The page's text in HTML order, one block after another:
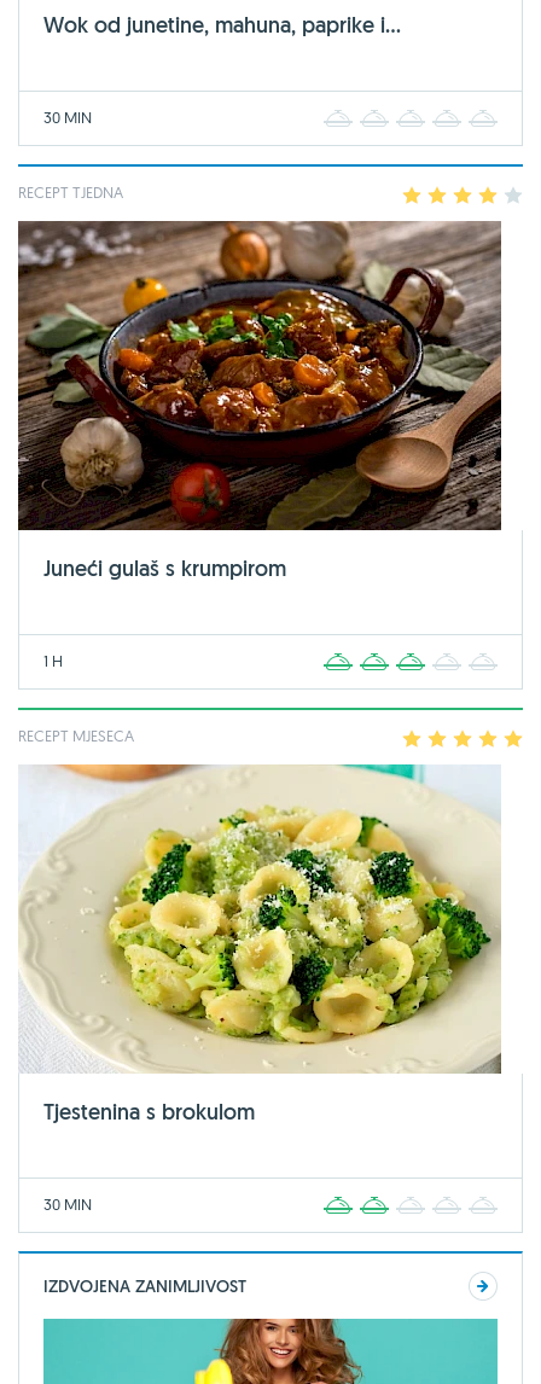
Wok od junetine, mahuna, paprike i...
30 MIN 2 3 4
RECEPT TJEDNA 2 3 4
Juneći gulaš s krumpirom
1 H 2 3 4
RECEPT MJESECA 2 3 4
Tjestenina s brokulom
30 MIN 2 3 4
IZDVOJENA ZANIMLJIVOST